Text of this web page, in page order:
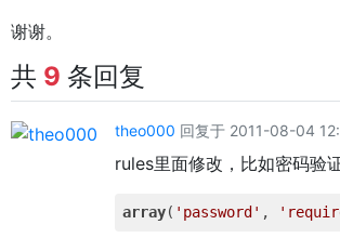
谢谢。
共 9 条回复
theo000 回复于 2011-08-04
rules里面修改，比如密码验
array( 'password' ,